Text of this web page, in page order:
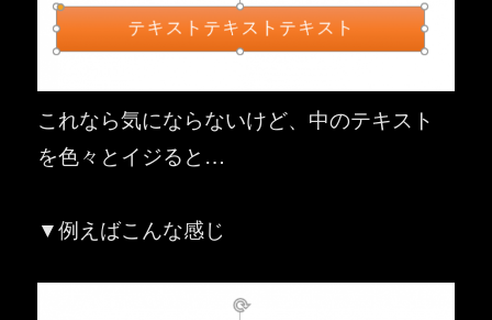
これなら気にならないけど、中のテキスト
を色々とイジると…
▼例えばこんな感じ